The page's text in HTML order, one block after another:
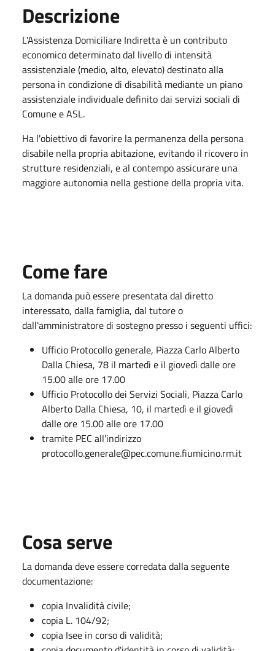
Descrizione
L'Assistenza Domiciliare Indiretta è un contributo
economico determinato dal livello di intensità
assistenziale (medio, alto, elevato) destinato alla
persona in condizione di disabilità mediante un piano
assistenziale individuale definito dai servizi sociali di
Comune e ASL.
Ha l'obiettivo di favorire la permanenza della persona
disabile nella propria abitazione, evitando il ricovero in
strutture residenziali, e al contempo assicurare una
maggiore autonomia nella gestione della propria vita.
Come fare
La domanda può essere presentata dal diretto
interessato, dalla famiglia, dal tutore o
dall'amministratore di sostegno presso i seguenti uffici:
Ufficio Protocollo generale, Piazza Carlo Alberto
Dalla Chiesa, 78 il martedì e il giovedì dalle ore
15.00 alle ore 17.00
Ufficio Protocollo dei Servizi Sociali, Piazza Carlo
Alberto Dalla Chiesa, 10, il martedì e il giovedì
dalle ore 15.00 alle ore 17.00
tramite PEC all'indirizzo
protocollo.generale@pec.comune.fiumicino.rm.it
Cosa serve
La domanda deve essere corredata dalla seguente
documentazione:
copia Invalidità civile;
copia L. 104/92;
copia Isee in corso di validità;